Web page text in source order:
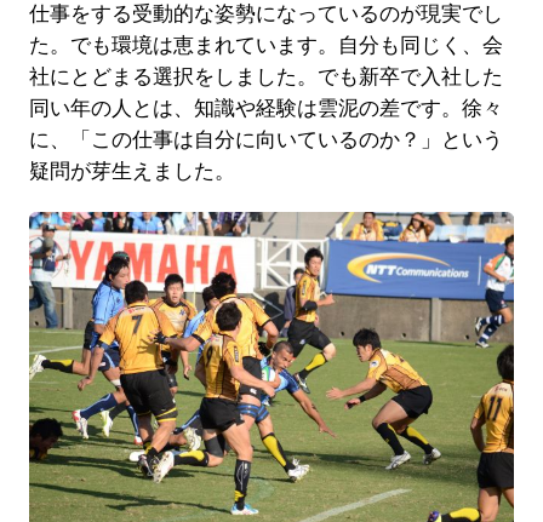
仕事をする受動的な姿勢になっているのが現実でし
た。でも環境は恵まれています。自分も同じく、会
社にとどまる選択をしました。でも新卒で入社した
同い年の人とは、知識や経験は雲泥の差です。徐々
に、「この仕事は自分に向いているのか？」という
疑問が芽生えました。